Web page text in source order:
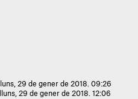
29 de gener de 2018. 09:26
29 de gener de 2018. 12:06